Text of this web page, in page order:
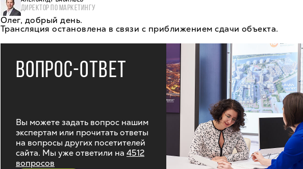
ДИРЕКТОР ПО МАРКЕТИНГУ
Олег, добрый день.
Трансляция остановлена в связи с приближением сдачи объекта.
ВОПРОС-ОТВЕТ
Вы можете задать вопрос нашим
экспертам или прочитать ответы
на вопросы других посетителей
сайта. Мы уже ответили на 4512
вопросов